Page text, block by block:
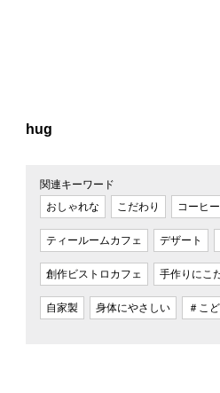
hug
関連キーワード
おしゃれな
こだわり コーヒー
ティールームカフェ デザート
創作ビストロカフェ 手作りにこ
自家製 身体にやさしい ＃こ